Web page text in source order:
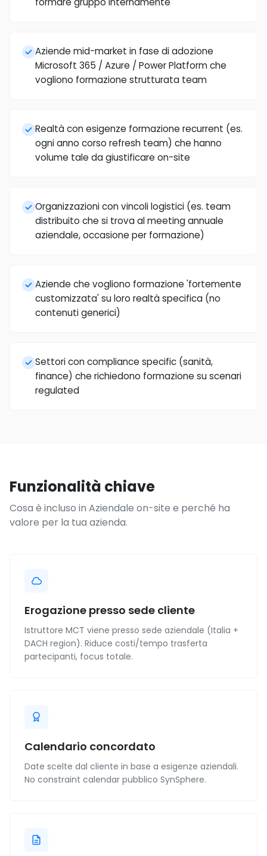
Aziende mid-market in fase di adozione
Microsoft 365 / Azure / Power Platform che
vogliono formazione strutturata team
Realtà con esigenze formazione recurrent (es.
ogni anno corso refresh team) che hanno
volume tale da giustificare on-site
Organizzazioni con vincoli logistici (es. team
distribuito che si trova al meeting annuale
aziendale, occasione per formazione)
Aziende che vogliono formazione 'fortemente
customizzata' su loro realtà specifica (no
contenuti generici)
Settori con compliance specific (sanità,
finance) che richiedono formazione su scenari
regulated
Funzionalità chiave
Cosa è incluso in Aziendale on-site e perché ha
valore per la tua azienda.
Erogazione presso sede cliente
Istruttore MCT viene presso sede aziendale (Italia +
DACH region). Riduce costi/tempo trasferta
partecipanti, focus totale.
Calendario concordato
Date scelte dal cliente in base a esigenze aziendali.
No constraint calendar pubblico SynSphere.